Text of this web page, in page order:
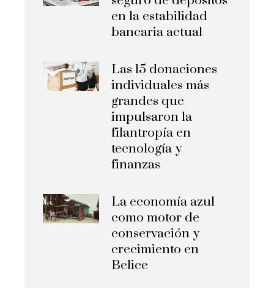
en la estabilidad
bancaria actual
Las 15 donaciones
individuales más
grandes que
impulsaron la
filantropía en
tecnología y
finanzas
La economía azul
como motor de
conservación y
crecimiento en
Belice